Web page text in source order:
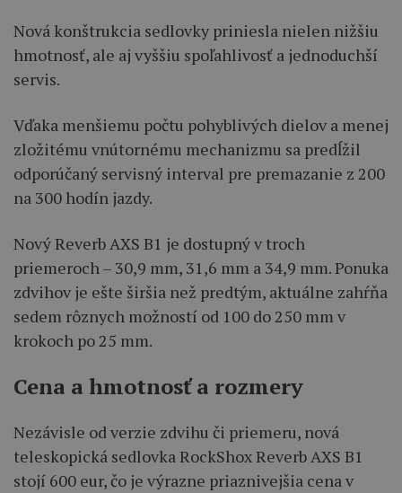
Nová konštrukcia sedlovky priniesla nielen nižšiu
hmotnosť, ale aj vyššiu spoľahlivosť a jednoduchší
servis.
Vďaka menšiemu počtu pohyblivých dielov a menej
zložitému vnútornému mechanizmu sa predĺžil
odporúčaný servisný interval pre premazanie z 200
na 300 hodín jazdy.
Nový Reverb AXS B1 je dostupný v troch
priemeroch – 30,9 mm, 31,6 mm a 34,9 mm. Ponuka
zdvihov je ešte širšia než predtým, aktuálne zahŕňa
sedem rôznych možností od 100 do 250 mm v
krokoch po 25 mm.
Cena a hmotnosť a rozmery
Nezávisle od verzie zdvihu či priemeru, nová
teleskopická sedlovka RockShox Reverb AXS B1
stojí 600 eur, čo je výrazne priaznivejšia cena v